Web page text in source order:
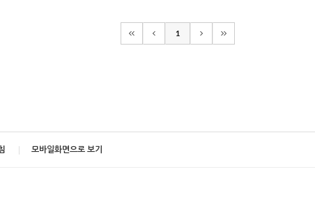
1
모바일화면으로 보기